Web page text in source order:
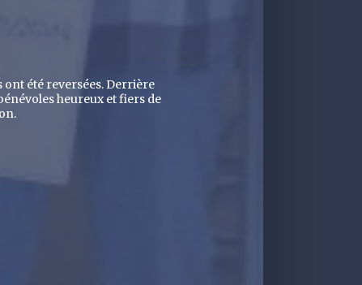
ont été reversées. Derrière
heureux et fiers de